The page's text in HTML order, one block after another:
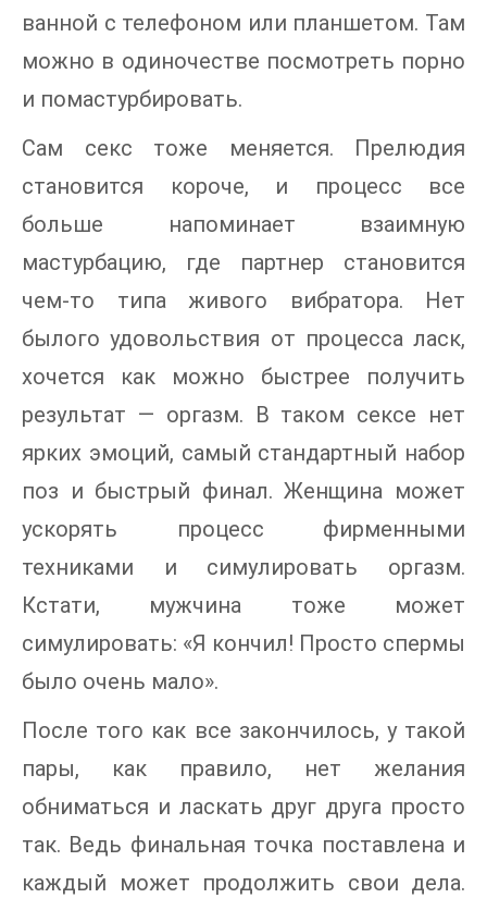
ванной с телефоном или планшетом. Там
можно в одиночестве посмотреть порно
и помастурбировать.
Сам секс тоже меняется. Прелюдия
становится короче, и процесс все
больше напоминает взаимную
мастурбацию, где партнер становится
чем-то типа живого вибратора. Нет
былого удовольствия от процесса ласк,
хочется как можно быстрее получить
результат — оргазм. В таком сексе нет
ярких эмоций, самый стандартный набор
поз и быстрый финал. Женщина может
ускорять процесс фирменными
техниками и симулировать оргазм.
Кстати, мужчина тоже может
симулировать: «Я кончил! Просто спермы
было очень мало».
После того как все закончилось, у такой
пары, как правило, нет желания
обниматься и ласкать друг друга просто
так. Ведь финальная точка поставлена и
каждый может продолжить свои дела.